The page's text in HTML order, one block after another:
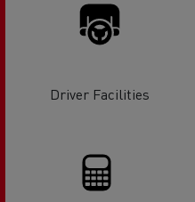
Driver Facilities